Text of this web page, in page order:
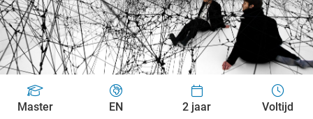
Master EN 2 jaar Voltijd